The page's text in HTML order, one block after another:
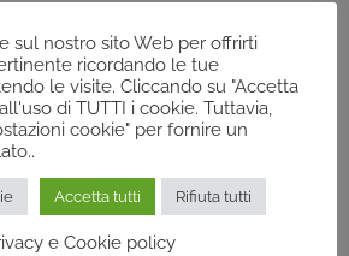
di esemplari di tinca nelle
interventi fanno parte di
di ripopolamento a
sul nostro sito Web per offrirti
ricordando le tue
le visite. Cliccando su "Accetta
di TUTTI i cookie. Tuttavia,
cookie" per fornire un
Accetta tutti Rifiuta tutti
e Cookie policy